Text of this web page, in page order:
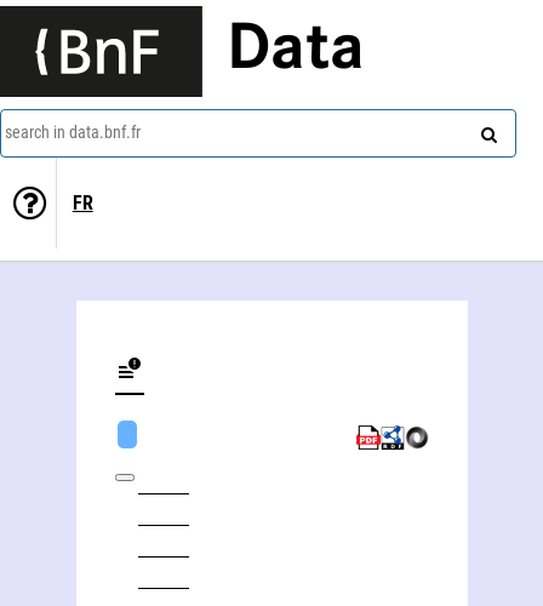
Data
search in data.bnf.fr
FR